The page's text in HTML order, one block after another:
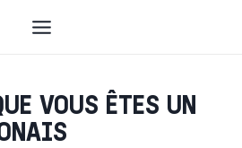
VOUS ÊTES UN